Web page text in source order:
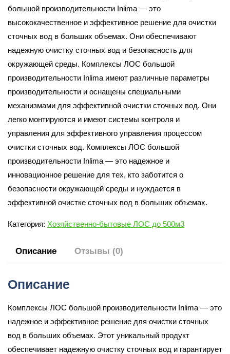
большой производительности Inlima — это
высококачественное и эффективное решение для очистки
сточных вод в больших объемах. Они обеспечивают
надежную очистку сточных вод и безопасность для
окружающей среды. Комплексы ЛОС большой
производительности Inlima имеют различные параметры
производительности и оснащены специальными
механизмами для эффективной очистки сточных вод. Они
легко монтируются и имеют системы контроля и
управления для эффективного управления процессом
очистки сточных вод. Комплексы ЛОС большой
производительности Inlima — это надежное и
инновационное решение для тех, кто заботится о
безопасности окружающей среды и нуждается в
эффективной очистке сточных вод в больших объемах.
Категория: Хозяйственно-бытовые ЛОС до 500м3
Описание Отзывы (0)
Описание
Комплексы ЛОС большой производительности Inlima — это
надежное и эффективное решение для очистки сточных
вод в больших объемах. Этот уникальный продукт
обеспечивает надежную очистку сточных вод и гарантирует